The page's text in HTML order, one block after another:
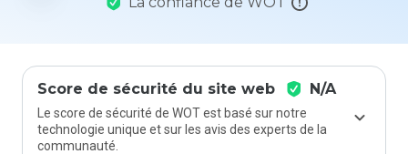
Score de sécurité du site web N/A
Le score de sécurité de WOT est basé sur notre
technologie unique et sur les avis des experts de la
communauté.